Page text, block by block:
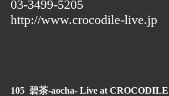
03-3499-5205
http://www.crocodile-live.jp
105 碧茶-aocha- Live at